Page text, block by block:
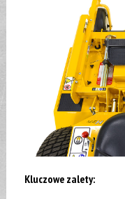
Kluczowe zalety: